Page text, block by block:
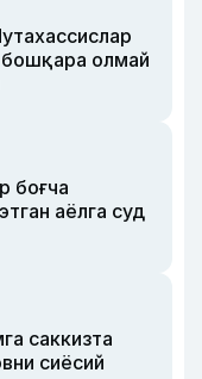
бошқара олмай
боғча
аёлга суд
саккизта
сиёсий